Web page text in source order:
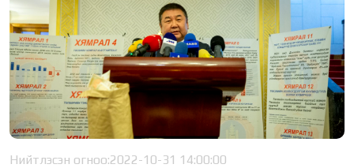
Нийтлэсэн огноо:2022-10-31 14:00:00